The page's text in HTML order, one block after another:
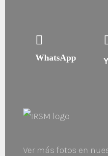
WhatsApp
Ver más fotos en